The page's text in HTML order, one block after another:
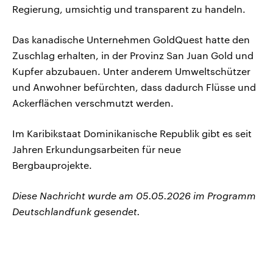
Regierung, umsichtig und transparent zu handeln.
Das kanadische Unternehmen GoldQuest hatte den
Zuschlag erhalten, in der Provinz San Juan Gold und
Kupfer abzubauen. Unter anderem Umweltschützer
und Anwohner befürchten, dass dadurch Flüsse und
Ackerflächen verschmutzt werden.
Im Karibikstaat Dominikanische Republik gibt es seit
Jahren Erkundungsarbeiten für neue
Bergbauprojekte.
Diese Nachricht wurde am 05.05.2026 im Programm
Deutschlandfunk gesendet.